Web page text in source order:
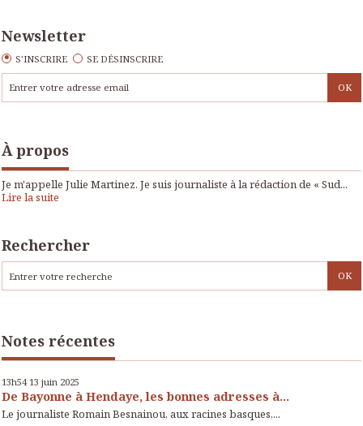
Newsletter
S'INSCRIRE SE DÉSINSCRIRE
À propos
Je m'appelle Julie Martinez. Je suis journaliste à la rédaction de « Sud...
Lire la suite
Rechercher
Notes récentes
13h54 13 juin 2025
De Bayonne à Hendaye, les bonnes adresses à...
Le journaliste Romain Besnainou, aux racines basques,...